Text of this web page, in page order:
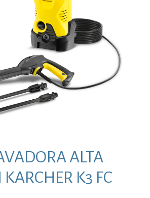
ALTA
KARCHER K3 FC